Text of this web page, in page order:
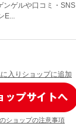
ンゲルや口コミ・SNS
入りショップに追加
ショップの注意事項